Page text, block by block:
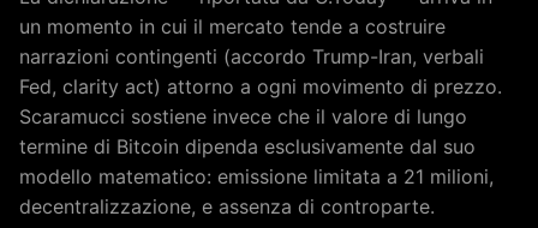
un momento in cui il mercato tende a costruire
narrazioni contingenti (accordo Trump-Iran, verbali
Fed, clarity act) attorno a ogni movimento di prezzo.
Scaramucci sostiene invece che il valore di lungo
termine di Bitcoin dipenda esclusivamente dal suo
modello matematico: emissione limitata a 21 milioni,
decentralizzazione, e assenza di controparte.